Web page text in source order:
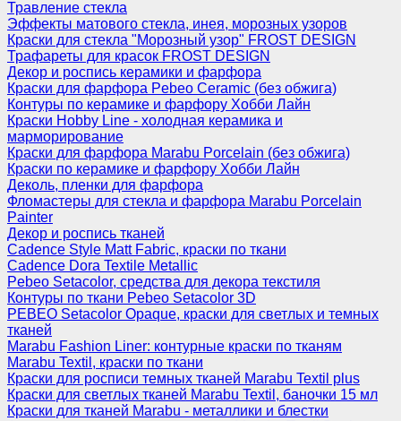
Травление стекла
Эффекты матового стекла, инея, морозных узоров
Краски для стекла "Морозный узор" FROST DESIGN
Трафареты для красок FROST DESIGN
Декор и роспись керамики и фарфора
Краски для фарфора Pebeo Ceramic (без обжига)
Контуры по керамике и фарфору Хобби Лайн
Краски Hobby Line - холодная керамика и
марморирование
Краски для фарфора Marabu Porcelain (без обжига)
Краски по керамике и фарфору Хобби Лайн
Деколь, пленки для фарфора
Фломастеры для стекла и фарфора Marabu Porcelain
Painter
Декор и роспись тканей
Cadence Style Matt Fabric, краски по ткани
Cadence Dora Textile Metallic
Pebeo Setacolor, средства для декора текстиля
Контуры по ткани Pebeo Setacolor 3D
PEBEO Setacolor Opaque, краски для светлых и темных
тканей
Marabu Fashion Liner: контурные краски по тканям
Marabu Textil, краски по ткани
Краски для росписи темных тканей Marabu Textil plus
Краски для светлых тканей Marabu Textil, баночки 15 мл
Краски для тканей Marabu - металлики и блестки